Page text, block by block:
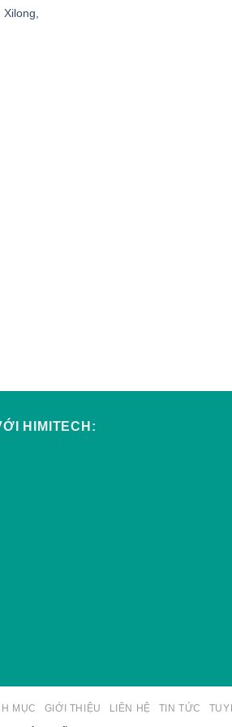
HIMITECH:
MỤC GIỚI THIỆU LIÊN HỆ TIN TỨC